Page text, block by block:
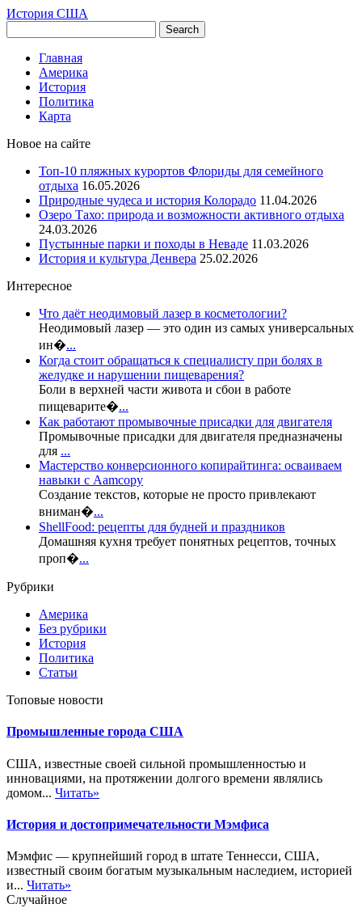
История США
Главная
Америка
История
Политика
Карта
Новое на сайте
Топ-10 пляжных курортов Флориды для семейного
отдыха 16.05.2026
Природные чудеса и история Колорадо 11.04.2026
Озеро Тахо: природа и возможности активного отдыха
24.03.2026
Пустынные парки и походы в Неваде 11.03.2026
История и культура Денвера 25.02.2026
Интересное
Что даёт неодимовый лазер в косметологии?
Неодимовый лазер — это один из самых универсальных
ин�...
Когда стоит обращаться к специалисту при болях в
желудке и нарушении пищеварения?
Боли в верхней части живота и сбои в работе
пищеварите�...
Как работают промывочные присадки для двигателя
Промывочные присадки для двигателя предназначены
для ...
Мастерство конверсионного копирайтинга: осваиваем
навыки с Aamcopy
Создание текстов, которые не просто привлекают
вниман�...
ShellFood: рецепты для будней и праздников
Домашняя кухня требует понятных рецептов, точных
проп�...
Рубрики
Америка
Без рубрики
История
Политика
Статьи
Топовые новости
Промышленные города США
США, известные своей сильной промышленностью и
инновациями, на протяжении долгого времени являлись
домом... Читать»
История и достопримечательности Мэмфиса
Мэмфис — крупнейший город в штате Теннесси, США,
известный своим богатым музыкальным наследием, историей
и... Читать»
Случайное